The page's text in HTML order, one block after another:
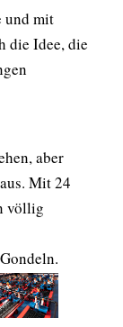
und mit
die Idee, die
aber
Mit 24
völlig